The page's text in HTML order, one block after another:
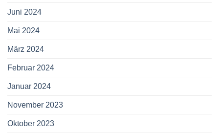
Juni 2024
Mai 2024
März 2024
Februar 2024
Januar 2024
November 2023
Oktober 2023